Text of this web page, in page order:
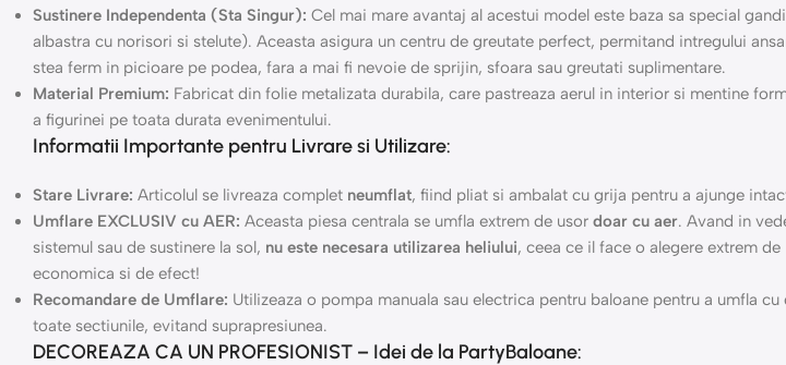
Sustinere Independenta (Sta Singur): Cel mai mare avantaj al acestui model este baza sa special
albastra cu norisori si stelute). Aceasta asigura un centru de greutate perfect, permitand intregului
stea ferm in picioare pe podea, fara a mai fi nevoie de sprijin, sfoara sau greutati suplimentare.
Material Premium: Fabricat din folie metalizata durabila, care pastreaza aerul in interior si mentine
a figurinei pe toata durata evenimentului.
Informatii Importante pentru Livrare si Utilizare:
Stare Livrare: Articolul se livreaza complet neumflat, fiind pliat si ambalat cu grija pentru a ajunge
Umflare EXCLUSIV cu AER: Aceasta piesa centrala se umfla extrem de usor doar cu aer. Avand in
sistemul sau de sustinere la sol, nu este necesara utilizarea heliului, ceea ce il face o alegere extrem de
economica si de efect!
Recomandare de Umflare: Utilizeaza o pompa manuala sau electrica pentru baloane pentru a umfla cu
toate sectiunile, evitand suprapresiunea.
DECOREAZA CA UN PROFESIONIST – Idei de la PartyBaloane: